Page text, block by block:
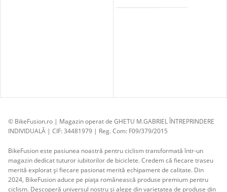
© BikeFusion.ro | Magazin operat de GHETU M.GABRIEL ÎNTREPRINDERE
INDIVIDUALĂ | CIF: 34481979 | Reg. Com: F09/379/2015
BikeFusion este pasiunea noastră pentru ciclism transformată într-un
magazin dedicat tuturor iubitorilor de biciclete. Credem că fiecare traseu
merită explorat și fiecare pasionat merită echipament de calitate. Din
2024, BikeFusion aduce pe piața românească produse premium pentru
ciclism. Descoperă universul nostru și alege din varietatea de produse din